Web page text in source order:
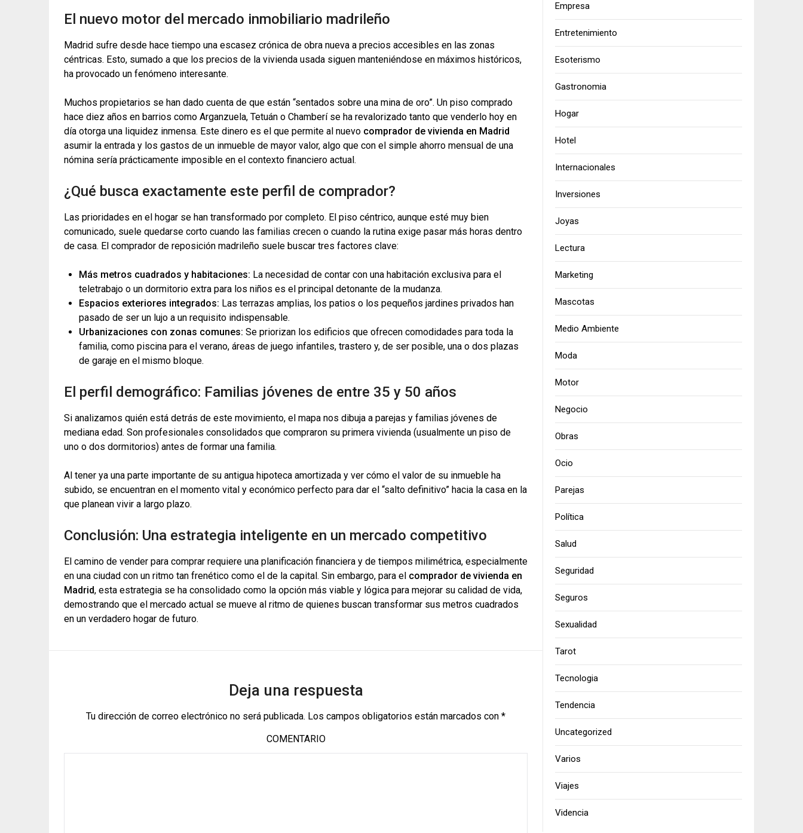
El nuevo motor del mercado inmobiliario madrileño
Madrid sufre desde hace tiempo una escasez crónica de obra nueva a precios accesibles en las zonas
céntricas. Esto, sumado a que los precios de la vivienda usada siguen manteniéndose en máximos históricos,
ha provocado un fenómeno interesante.
Muchos propietarios se han dado cuenta de que están “sentados sobre una mina de oro”. Un piso comprado
hace diez años en barrios como Arganzuela, Tetuán o Chamberí se ha revalorizado tanto que venderlo hoy en
día otorga una liquidez inmensa. Este dinero es el que permite al nuevo comprador de vivienda en Madrid
asumir la entrada y los gastos de un inmueble de mayor valor, algo que con el simple ahorro mensual de una
nómina sería prácticamente imposible en el contexto financiero actual.
¿Qué busca exactamente este perfil de comprador?
Las prioridades en el hogar se han transformado por completo. El piso céntrico, aunque esté muy bien
comunicado, suele quedarse corto cuando las familias crecen o cuando la rutina exige pasar más horas dentro
de casa. El comprador de reposición madrileño suele buscar tres factores clave:
Más metros cuadrados y habitaciones: La necesidad de contar con una habitación exclusiva para el
teletrabajo o un dormitorio extra para los niños es el principal detonante de la mudanza.
Espacios exteriores integrados: Las terrazas amplias, los patios o los pequeños jardines privados han
pasado de ser un lujo a un requisito indispensable.
Urbanizaciones con zonas comunes: Se priorizan los edificios que ofrecen comodidades para toda la
familia, como piscina para el verano, áreas de juego infantiles, trastero y, de ser posible, una o dos plazas
de garaje en el mismo bloque.
El perfil demográfico: Familias jóvenes de entre 35 y 50 años
Si analizamos quién está detrás de este movimiento, el mapa nos dibuja a parejas y familias jóvenes de
mediana edad. Son profesionales consolidados que compraron su primera vivienda (usualmente un piso de
uno o dos dormitorios) antes de formar una familia.
Al tener ya una parte importante de su antigua hipoteca amortizada y ver cómo el valor de su inmueble ha
subido, se encuentran en el momento vital y económico perfecto para dar el “salto definitivo” hacia la casa en la
que planean vivir a largo plazo.
Conclusión: Una estrategia inteligente en un mercado competitivo
El camino de vender para comprar requiere una planificación financiera y de tiempos milimétrica, especialmente
en una ciudad con un ritmo tan frenético como el de la capital. Sin embargo, para el comprador de vivienda en
Madrid, esta estrategia se ha consolidado como la opción más viable y lógica para mejorar su calidad de vida,
demostrando que el mercado actual se mueve al ritmo de quienes buscan transformar sus metros cuadrados
en un verdadero hogar de futuro.
Deja una respuesta
Tu dirección de correo electrónico no será publicada. Los campos obligatorios están marcados con *
COMENTARIO
Empresa
Entretenimiento
Esoterismo
Gastronomia
Hogar
Hotel
Internacionales
Inversiones
Joyas
Lectura
Marketing
Mascotas
Medio Ambiente
Moda
Motor
Negocio
Obras
Ocio
Parejas
Política
Salud
Seguridad
Seguros
Sexualidad
Tarot
Tecnologia
Tendencia
Uncategorized
Varios
Viajes
Videncia